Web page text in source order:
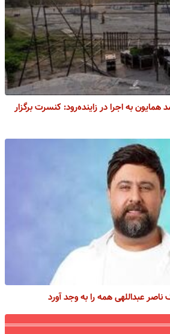
به اجرا در زاینده‌‏رود: کنسرت برگزار
عبداللهی همه را به وجد آورد